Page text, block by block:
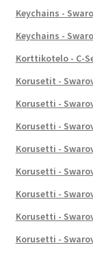
Keychains -
Keychains -
Korttikotelo - C-
Korusetit -
Korusetti -
Korusetti -
Korusetti -
Korusetti -
Korusetti -
Korusetti -
Korusetti -